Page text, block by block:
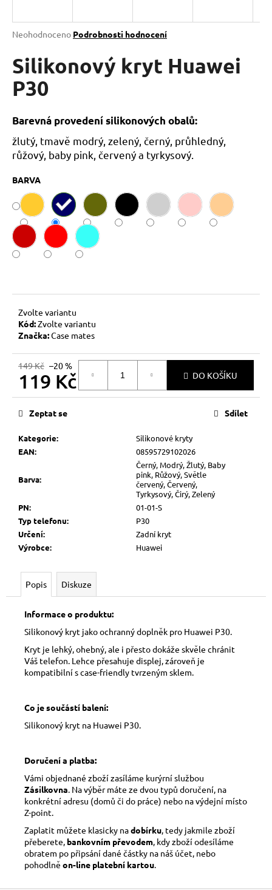
Průměrné
produktu
je
0,0
hvězdiček.
Neohodnoceno Podrobnosti hodnocení
Silikonový kryt Huawei
P30
Barevná provedení silikonových obalů:
žlutý, tmavě modrý, zelený, černý, průhledný,
růžový, baby pink, červený a tyrkysový.
BARVA
Zvolte variantu
Kód:Zvolte variantu
Značka:Case mates
149 Kč –20 %
119 Kč
Měrná
DO KOŠÍKU
Kategorie:
Silikonové kryty
EAN: 08595729102026
Barva:
Černý, Modrý, Žlutý, Baby
pink, Růžový, Světle
červený, Červený,
Tyrkysový, Čirý, Zelený
PN:
01-01-S
Typ telefonu:
P30
Určení:
Zadní kryt
Výrobce: Huawei
Zeptat se Sdílet
Popis Diskuze
Informace o produktu:
Silikonový kryt jako ochranný doplněk pro Huawei P30.
Kryt je lehký, ohebný, ale i přesto dokáže skvěle chránit
Váš telefon. Lehce přesahuje displej, zároveň je
kompatibilní s case-friendly tvrzeným sklem.
Co je součástí balení:
Silikonový kryt na Huawei P30.
Doručení a platba:
Vámi objednané zboží zasíláme kurýrní službou
Zásilkovna . Na výběr máte ze dvou typů doručení, na
konkrétní adresu (domů či do práce) nebo na výdejní místo
Z-point.
Zaplatit můžete klasicky nadobírku , tedy jakmile zboží
přeberete, bankovním převodem , kdy zboží odesíláme
obratem po připsání dané částky na náš účet, nebo
pohodlně on-line platební kartou
j
t
?
HLEDAT
o
p
o
r
u
e
m
e